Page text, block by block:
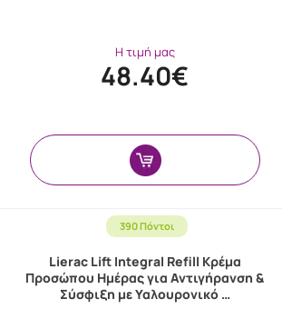
Η τιμή μας
48.40€
390 Πόντοι
Lierac Lift Integral Refill Κρέμα
Προσώπου Ημέρας για Αντιγήρανση &
Σύσφιξη με Υαλουρονικό …